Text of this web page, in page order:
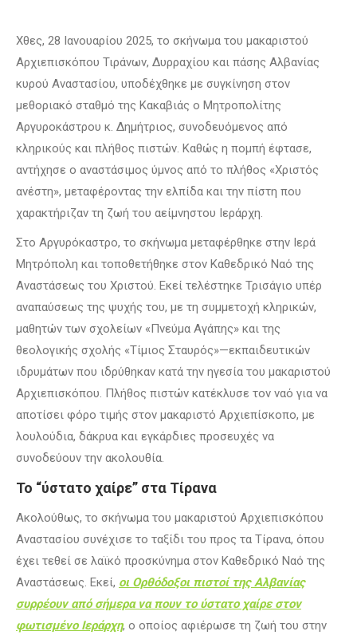
Χθες, 28 Ιανουαρίου 2025, το σκήνωμα του μακαριστού
Αρχιεπισκόπου Τιράνων, Δυρραχίου και πάσης Αλβανίας
κυρού Αναστασίου, υποδέχθηκε με συγκίνηση στον
μεθοριακό σταθμό της Κακαβιάς ο Μητροπολίτης
Αργυροκάστρου κ. Δημήτριος, συνοδευόμενος από
κληρικούς και πλήθος πιστών. Καθώς η πομπή έφτασε,
αντήχησε ο αναστάσιμος ύμνος από το πλήθος «Χριστός
ανέστη», μεταφέροντας την ελπίδα και την πίστη που
χαρακτήριζαν τη ζωή του αείμνηστου Ιεράρχη.
Στο Αργυρόκαστρο, το σκήνωμα μεταφέρθηκε στην Ιερά
Μητρόπολη και τοποθετήθηκε στον Καθεδρικό Ναό της
Αναστάσεως του Χριστού. Εκεί τελέστηκε Τρισάγιο υπέρ
αναπαύσεως της ψυχής του, με τη συμμετοχή κληρικών,
μαθητών των σχολείων «Πνεύμα Αγάπης» και της
θεολογικής σχολής «Τίμιος Σταυρός»—εκπαιδευτικών
ιδρυμάτων που ιδρύθηκαν κατά την ηγεσία του μακαριστού
Αρχιεπισκόπου. Πλήθος πιστών κατέκλυσε τον ναό για να
αποτίσει φόρο τιμής στον μακαριστό Αρχιεπίσκοπο, με
λουλούδια, δάκρυα και εγκάρδιες προσευχές να
συνοδεύουν την ακολουθία.
Το “ύστατο χαίρε” στα Τίρανα
Ακολούθως, το σκήνωμα του μακαριστού Αρχιεπισκόπου
Αναστασίου συνέχισε το ταξίδι του προς τα Τίρανα, όπου
έχει τεθεί σε λαϊκό προσκύνημα στον Καθεδρικό Ναό της
Αναστάσεως. Εκεί, οι Ορθόδοξοι πιστοί της Αλβανίας
συρρέουν από σήμερα να πουν το ύστατο χαίρε στον
φωτισμένο Ιεράρχη, ο οποίος αφιέρωσε τη ζωή του στην